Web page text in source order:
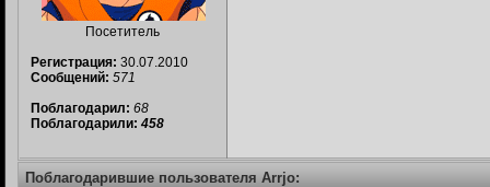
Посетитель
Регистрация: 30.07.2010
Сообщений: 571
Поблагодарил: 68
Поблагодарили: 458
Поблагодарившие пользователя Arrjo: